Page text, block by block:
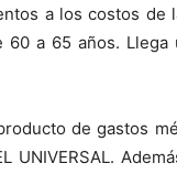
a los costos
a 65 años.
de gastos
UNIVERSAL.